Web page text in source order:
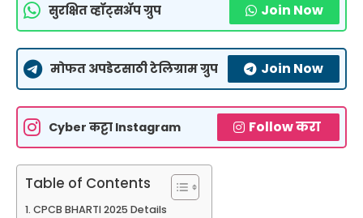
सुरक्षित व्हॉट्सॲप ग्रुप Join Now
मोफत अपडेटसाठी टेलिग्राम ग्रुप Join Now
Cyber कट्टा Instagram Follow करा
Table of Contents
CPCB BHARTI 2025 Details